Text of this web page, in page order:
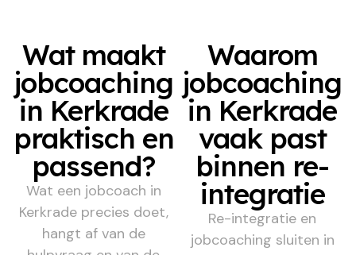
Wat maakt
jobcoaching
in Kerkrade
praktisch en
passend?
Wat een jobcoach in
Kerkrade precies doet,
hangt af van de
Waarom
jobcoaching
in Kerkrade
vaak past
binnen re-
integratie
Re-integratie en
jobcoaching sluiten in